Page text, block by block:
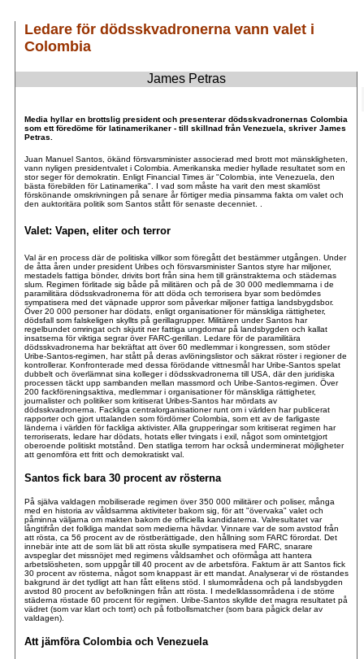
Ledare för dödsskvadronerna vann valet i
Colombia
James Petras
Media hyllar en brottslig president och presenterar dödsskvadronernas Colombia
som ett föredöme för latinamerikaner - till skillnad från Venezuela, skriver James
Petras.
Juan Manuel Santos, ökänd försvarsminister associerad med brott mot mänskligheten,
vann nyligen presidentvalet i Colombia. Amerikanska medier hyllade resultatet som en
stor seger för demokratin. Enligt Financial Times är "Colombia, inte Venezuela, den
bästa förebilden för Latinamerika". I vad som måste ha varit den mest skamlöst
förskönande omskrivningen på senare år förtiger media pinsamma fakta om valet och
den auktoritära politik som Santos stått för senaste decenniet. .
Valet: Vapen, eliter och terror
Val är en process där de politiska villkor som föregått det bestämmer utgången. Under
de åtta åren under president Uribes och försvarsminister Santos styre har miljoner,
mestadels fattiga bönder, drivits bort från sina hem till gränstrakterna och städernas
slum. Regimen förlitade sig både på militären och på de 30 000 medlemmarna i de
paramilitära dödsskvadronerna för att döda och terrorisera byar som bedömdes
sympatisera med det väpnade uppror som påverkar miljoner fattiga landsbygdsbor.
Över 20 000 personer har dödats, enligt organisationer för mänskliga rättigheter,
dödsfall som falskeligen skyllts på gerillagrupper. Militären under Santos har
regelbundet omringat och skjutit ner fattiga ungdomar på landsbygden och kallat
insatserna för viktiga segrar över FARC-gerillan. Ledare för de paramilitära
dödsskvadronerna har bekräftat att över 60 medlemmar i kongressen, som stöder
Uribe-Santos-regimen, har stått på deras avlöningslistor och säkrat röster i regioner de
kontrollerar. Konfronterade med dessa förödande vittnesmål har Uribe-Santos spelat
dubbelt och överlämnat sina kolleger i dödsskvadronerna till USA, där den juridiska
processen täckt upp sambanden mellan massmord och Uribe-Santos-regimen. Över
200 fackföreningsaktiva, medlemmar i organisationer för mänskliga rättigheter,
journalister och politiker som kritiserat Uribes-Santos har mördats av
dödsskvadronerna. Fackliga centralorganisationer runt om i världen har publicerat
rapporter och gjort uttalanden som fördömer Colombia, som ett av de farligaste
länderna i världen för fackliga aktivister. Alla grupperingar som kritiserat regimen har
terroriserats, ledare har dödats, hotats eller tvingats i exil, något som omintetgjort
oberoende politiskt motstånd. Den statliga terrorn har också underminerat möjligheter
att genomföra ett fritt och demokratiskt val.
Santos fick bara 30 procent av rösterna
På själva valdagen mobiliserade regimen över 350 000 militärer och poliser, många
med en historia av våldsamma aktiviteter bakom sig, för att "övervaka" valet och
påminna väljarna om makten bakom de officiella kandidaterna. Valresultatet var
långtifrån det folkliga mandat som medierna hävdar. Vinnare var de som avstod från
att rösta, ca 56 procent av de röstberättigade, den hållning som FARC förordat. Det
innebär inte att de som lät bli att rösta skulle sympatisera med FARC, snarare
avspeglar det missnöjet med regimens våldsamhet och oförmåga att hantera
arbetslösheten, som uppgår till 40 procent av de arbetsföra. Faktum är att Santos fick
30 procent av rösterna, något som knappast är ett mandat. Analyserar vi de röstandes
bakgrund är det tydligt att han fått elitens stöd. I slumområdena och på landsbygden
avstod 80 procent av befolkningen från att rösta. I medelklassområdena i de större
städerna röstade 60 procent för regimen. Uribe-Santos skyllde det magra resultatet på
vädret (som var klart och torrt) och på fotbollsmatcher (som bara pågick delar av
valdagen).
Att jämföra Colombia och Venezuela